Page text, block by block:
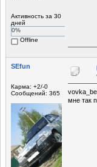
Активность за 30
дней
0%
Offline
SEfun
Карма: +2/-0
Сообщений: 365
мне так